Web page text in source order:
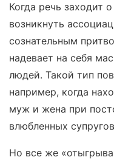
Когда речь заходит
возникнуть
сознательным
надевает на себя
людей. Такой тип
например, когда
муж и жена при
влюбленных
Но все же